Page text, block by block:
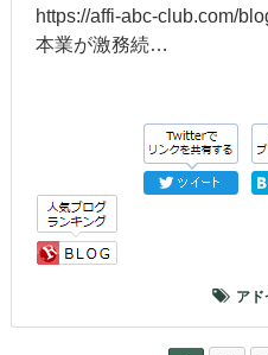
https://affi-abc-club.com/
本業が激務続…
アド